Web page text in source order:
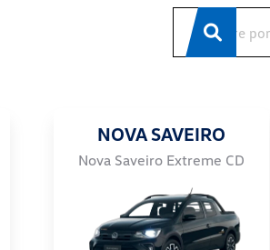
NOVA SAVEIRO
Nova Saveiro Extreme CD